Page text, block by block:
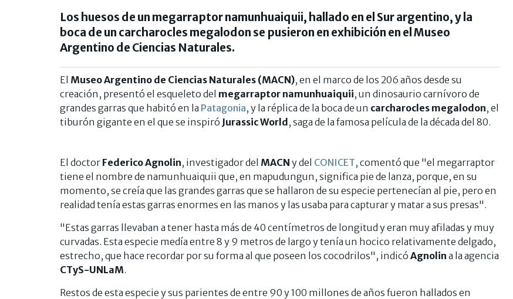
Los huesos de un megarraptor namunhuaiquii, hallado en el Sur argentino, y la
boca de un carcharocles megalodon se pusieron en exhibición en el Museo
Argentino de Ciencias Naturales.
El Museo Argentino de Ciencias Naturales (MACN), en el marco de los 206 años desde su
creación, presentó el esqueleto del megarraptor namunhuaiquii, un dinosaurio carnívoro de
grandes garras que habitó en la Patagonia, y la réplica de la boca de un carcharocles megalodon, el
tiburón gigante en el que se inspiró Jurassic World, saga de la famosa película de la década del 80.
El doctor Federico Agnolin, investigador del MACN y del CONICET, comentó que "el megarraptor
tiene el nombre de namunhuaiquii que, en mapudungun, significa pie de lanza, porque, en su
momento, se creía que las grandes garras que se hallaron de su especie pertenecían al pie, pero en
realidad tenía estas garras enormes en las manos y las usaba para capturar y matar a sus presas".
"Estas garras llevaban a tener hasta más de 40 centímetros de longitud y eran muy afiladas y muy
curvadas. Esta especie medía entre 8 y 9 metros de largo y tenía un hocico relativamente delgado,
estrecho, que hace recordar por su forma al que poseen los cocodrilos", indicó Agnolin a la agencia
CTyS-UNLaM.
Restos de esta especie y sus parientes de entre 90 y 100 millones de años fueron hallados en